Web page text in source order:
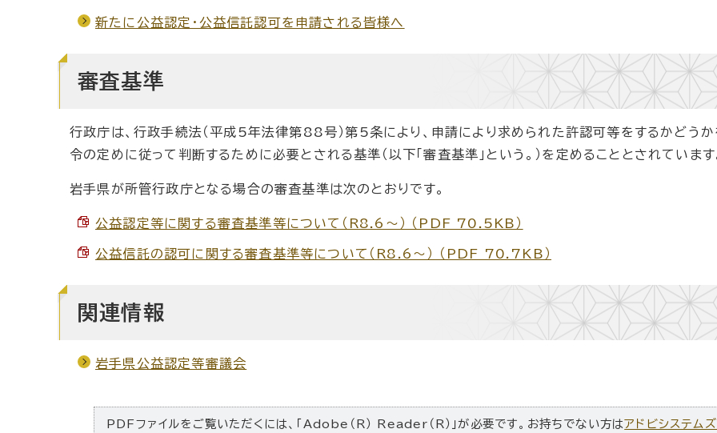
新たに公益認定・公益信託認可を申請される皆様へ
審査基準
行政庁は、行政手続法（平成5年法律第88号）第5条により、申請により求められた許認可等をするかどう
令の定めに従って判断するために必要とされる基準（以下「審査基準」という。）を定めることとされています
岩手県が所管行政庁となる場合の審査基準は次のとおりです。
公益認定等に関する審査基準等について（R8.6～） （PDF 70.5KB）
公益信託の認可に関する審査基準等について（R8.6～） （PDF 70.7KB）
関連情報
岩手県公益認定等審議会
PDFファイルをご覧いただくには、「Adobe（R） Reader（R）」が必要です。お持ちでない方はアドビシステム